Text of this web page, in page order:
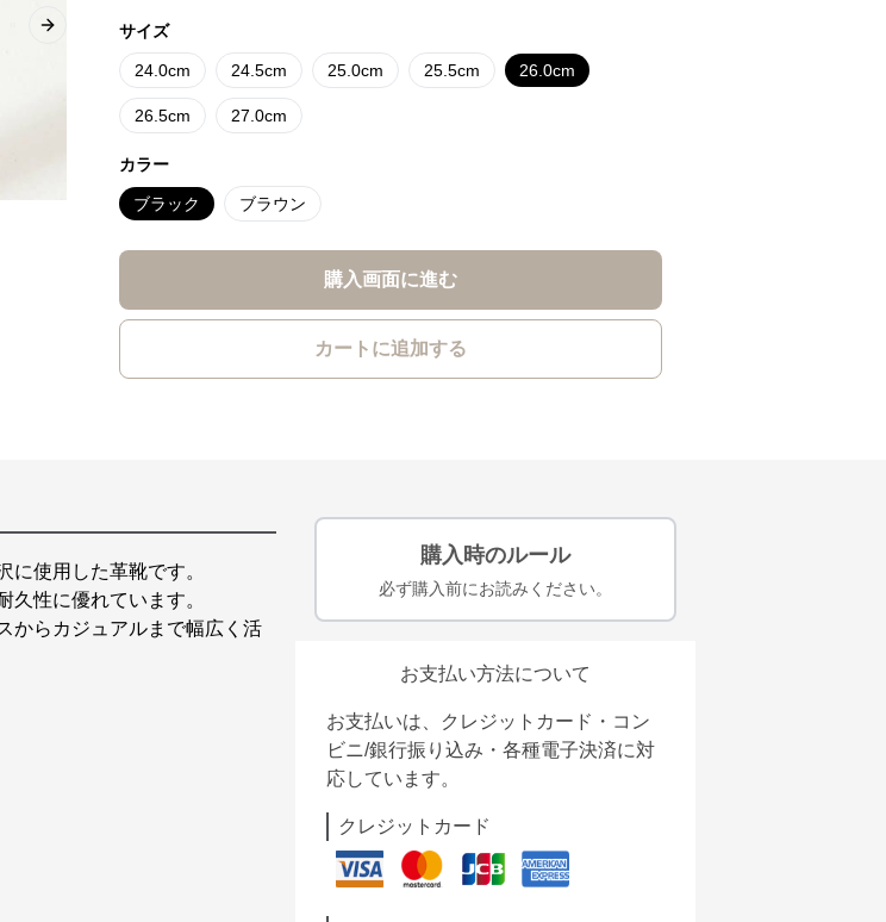
Next slideサイズ
24.0cm 24.5cm 25.0cm 25.5cm 26.0cm
26.5cm 27.0cm
カラー
ブラック ブラウン
購入画面に進む
カートに追加する
使用した革靴です。
性に優れています。
からカジュアルまで幅広く活
購入時のルール
必ず購入前にお読みください。
お支払い方法について
お支払いは、クレジットカード・コン
ビニ/銀行振り込み・各種電子決済に対
応しています。
クレジットカード